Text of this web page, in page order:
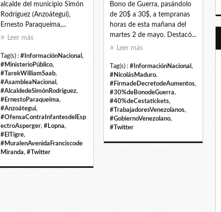
alcalde del municipio Simón
Rodríguez (Anzoátegui),
Ernesto Paraqueima,...
Leer más
Tag(s) : #InformaciónNacional ,
#MinisterioPúblico,
#TarekWilliamSaab,
#AsambleaNacional ,
#AlcaldedeSimónRodríguez,
#ErnestoParaqueima,
#Anzoátegui,
#OfensaContraInfantesdelEsp
ectroAsperger, #Lopna,
#ElTigre,
#MuralenAvenidaFranciscode
Miranda, #Twitter
Bono de Guerra, pasándolo
de 20$ a 30$, a tempranas
horas de esta mañana del
martes 2 de mayo. Destacó...
Leer más
Tag(s) : #InformaciónNacional ,
#NicolásMaduro,
#FirmadeDecretodeAumentos,
#30%deBonodeGuerra,
#40%deCestatickets,
#TrabajadoresVenezolanos,
#GobiernoVenezolano,
#Twitter